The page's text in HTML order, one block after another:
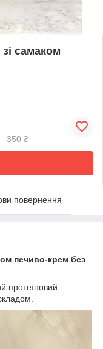
самаком
350 ₴
повернення
печиво-крем без
протеїновий